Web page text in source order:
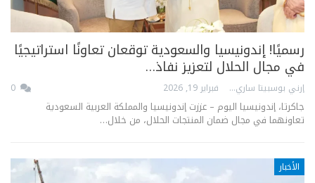
رسميًا! إندونيسيا والسعودية توقعان تعاونًا استراتيجيًا
في مجال الحلال لتعزيز نفاذ…
إرني بوسبيتا ساري فبراير 19, 2026
جاكرتا، إندونيسيا اليوم – عززت إندونيسيا والمملكة العربية السعودية
تعاونهما في مجال ضمان المنتجات الحلال، من خلال…
الأخبار